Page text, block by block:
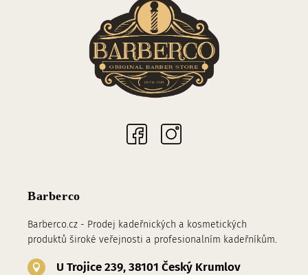
Barberco
Barberco.cz - Prodej kadeřnických a kosmetických
produktů široké veřejnosti a profesionalním kadeřníkům.
U Trojice 239, 38101 Český Krumlov